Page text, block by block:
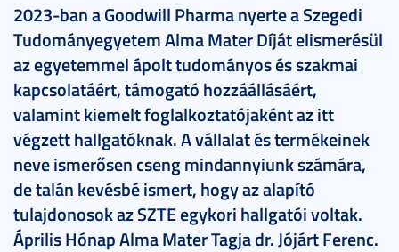
2023-ban a Goodwill Pharma nyerte a Szegedi
Tudományegyetem Alma Mater Díját elismerésül
az egyetemmel ápolt tudományos és szakmai
kapcsolatáért, támogató hozzáállásáért,
valamint kiemelt foglalkoztatójaként az itt
végzett hallgatóknak. A vállalat és termékeinek
neve ismerősen cseng mindannyiunk számára,
de talán kevésbé ismert, hogy az alapító
tulajdonosok az SZTE egykori hallgatói voltak.
Április Hónap Alma Mater Tagja dr. Jójárt Ferenc.